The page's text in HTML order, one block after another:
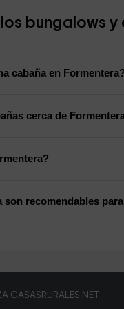
bungalows
cabaña en Formentera?
cerca de
recomendables
CASASRURALES.NET